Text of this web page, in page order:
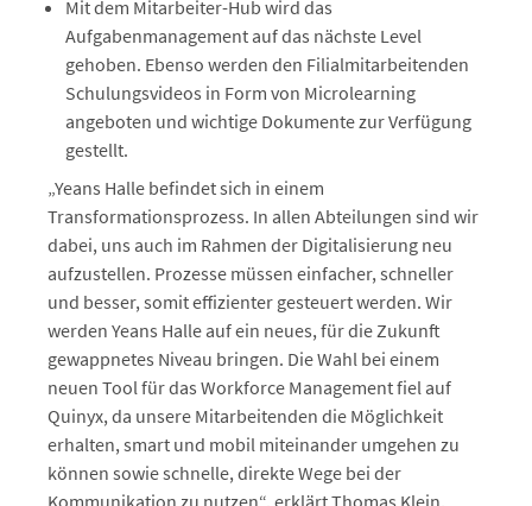
Mit dem Mitarbeiter-Hub wird das
Aufgabenmanagement auf das nächste Level
gehoben. Ebenso werden den Filialmitarbeitenden
Schulungsvideos in Form von Microlearning
angeboten und wichtige Dokumente zur Verfügung
gestellt.
„Yeans Halle befindet sich in einem
Transformationsprozess. In allen Abteilungen sind wir
dabei, uns auch im Rahmen der Digitalisierung neu
aufzustellen. Prozesse müssen einfacher, schneller
und besser, somit effizienter gesteuert werden. Wir
werden Yeans Halle auf ein neues, für die Zukunft
gewappnetes Niveau bringen. Die Wahl bei einem
neuen Tool für das Workforce Management fiel auf
Quinyx, da unsere Mitarbeitenden die Möglichkeit
erhalten, smart und mobil miteinander umgehen zu
können sowie schnelle, direkte Wege bei der